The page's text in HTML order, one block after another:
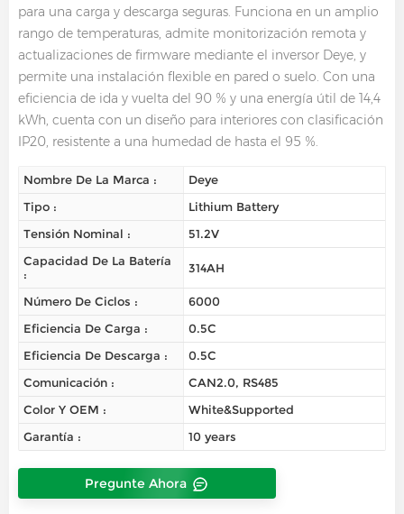
para una carga y descarga seguras. Funciona en un amplio
rango de temperaturas, admite monitorización remota y
actualizaciones de firmware mediante el inversor Deye, y
permite una instalación flexible en pared o suelo. Con una
eficiencia de ida y vuelta del 90 % y una energía útil de 14,4
kWh, cuenta con un diseño para interiores con clasificación
IP20, resistente a una humedad de hasta el 95 %.
Nombre De La Marca :
Deye
Tipo :
Lithium Battery
Tensión Nominal :
51.2V
Capacidad De La Batería
:
314AH
Número De Ciclos :
6000
Eficiencia De Carga :
0.5C
Eficiencia De Descarga :
0.5C
Comunicación :
CAN2.0, RS485
Color Y OEM :
White&Supported
Garantía :
10 years
Pregunte Ahora